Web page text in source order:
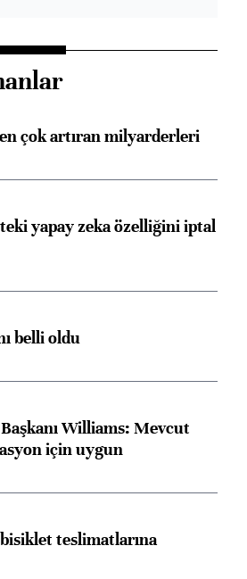
çok artıran milyarderleri
yapay zeka özelliğini iptal
belli oldu
Williams: Mevcut
için uygun
teslimatlarına